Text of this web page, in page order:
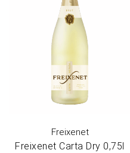
Freixenet
Freixenet Car­ta Dry 0,75l